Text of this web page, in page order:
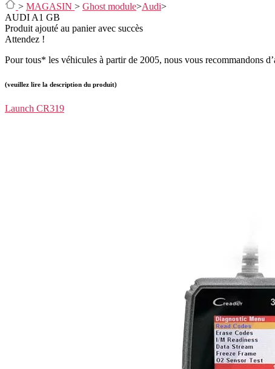
> MAGASIN > Ghost module>Audi>
AUDI A1 GB
Produit ajouté au panier avec succès
Attendez !
Pour tous* les véhicules à partir de 2005, nous vous recommandons
(veuillez lire la description du produit)
Launch CR319